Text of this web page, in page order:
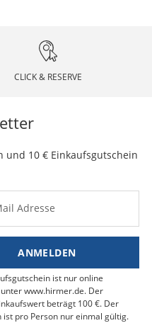
CLICK & RESERVE
und 10 € Einkaufsgutschein
Adresse
ANMELDEN
ist nur online
www.hirmer.de. Der
beträgt 100 €. Der
ist pro Person nur einmal gültig.